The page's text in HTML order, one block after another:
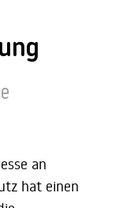
an
hat einen